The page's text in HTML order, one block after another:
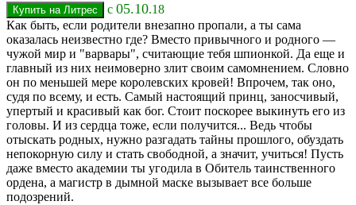
с 05.10.18
Как быть, если родители внезапно пропали, а ты сама
оказалась неизвестно где? Вместо привычного и родного —
чужой мир и "варвары", считающие тебя шпионкой. Да еще и
главный из них неимоверно злит своим самомнением. Словно
он по меньшей мере королевских кровей! Впрочем, так оно,
судя по всему, и есть. Самый настоящий принц, заносчивый,
упертый и красивый как бог. Стоит поскорее выкинуть его из
головы. И из сердца тоже, если получится... Ведь чтобы
отыскать родных, нужно разгадать тайны прошлого, обуздать
непокорную силу и стать свободной, а значит, учиться! Пусть
даже вместо академии ты угодила в Обитель таинственного
ордена, а магистр в дымной маске вызывает все больше
подозрений.